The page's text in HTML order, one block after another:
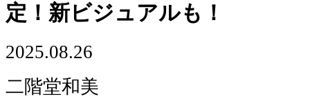
定！新ビジュアルも！
2025.08.26
二階堂和美